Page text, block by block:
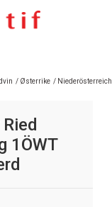
/ Østerrike / Niederösterreich
1ÖWT